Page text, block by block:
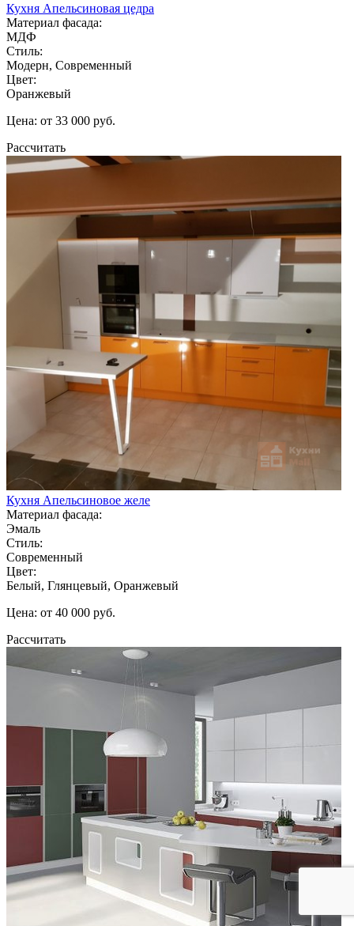
Кухня Апельсиновая цедра
Материал фасада:
МДФ
Стиль:
Модерн, Современный
Цвет:
Оранжевый
Цена: от 33 000 руб.
Рассчитать
Кухня Апельсиновое желе
Материал фасада:
Эмаль
Стиль:
Современный
Цвет:
Белый, Глянцевый, Оранжевый
Цена: от 40 000 руб.
Рассчитать